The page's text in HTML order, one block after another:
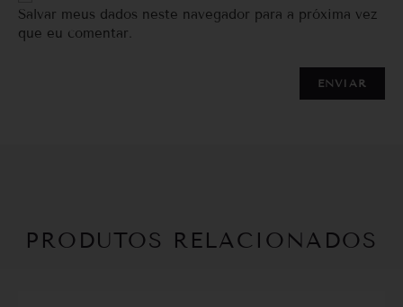
Salvar meus dados neste navegador para a próxima vez
que eu comentar.
PRODUTOS RELACIONADOS